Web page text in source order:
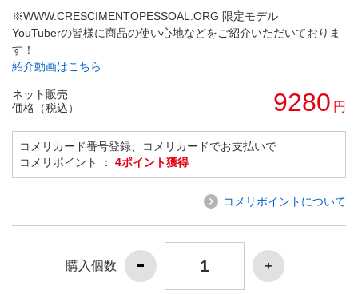
※WWW.CRESCIMENTOPESSOAL.ORG 限定モデル
YouTuberの皆様に商品の使い心地などをご紹介いただいておりま
す！
紹介動画はこちら
ネット販売
価格（税込）
9280 円
コメリカード番号登録、コメリカードでお支払いで
コメリポイント ： 4ポイント獲得
コメリポイントについて
購入個数